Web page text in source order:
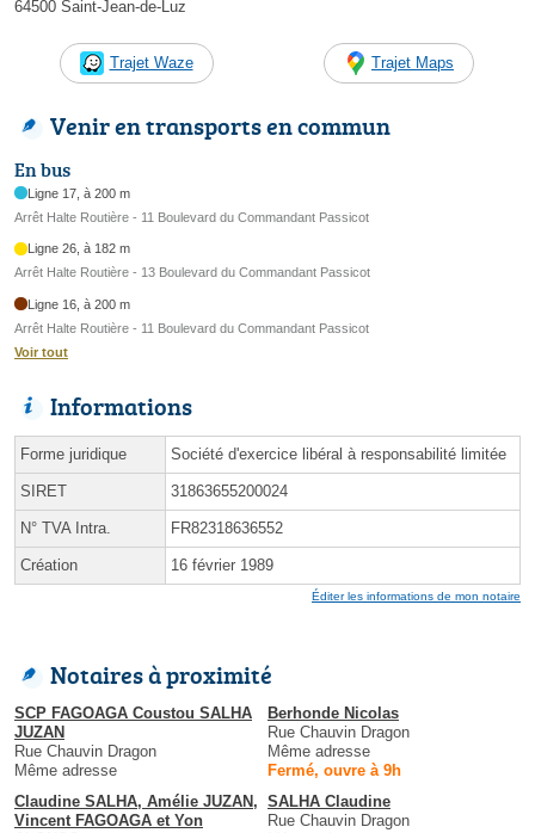
64500 Saint-Jean-de-Luz
Trajet Waze Trajet Maps
Venir en transports en commun
En bus
Ligne 17, à 200 m
Arrêt Halte Routière - 11 Boulevard du Commandant Passicot
Ligne 26, à 182 m
Arrêt Halte Routière - 13 Boulevard du Commandant Passicot
Ligne 16, à 200 m
Arrêt Halte Routière - 11 Boulevard du Commandant Passicot
Voir tout
Informations
Forme juridique Société d'exercice libéral à responsabilité limitée
SIRET 31863655200024
N° TVA Intra. FR82318636552
Création 16 février 1989
Éditer les informations de mon notaire
Notaires à proximité
SCP FAGOAGA Coustou SALHA
JUZAN
Rue Chauvin Dragon
Même adresse
Berhonde Nicolas
Rue Chauvin Dragon
Même adresse
Fermé, ouvre à 9h
Claudine SALHA, Amélie JUZAN,
Vincent FAGOAGA et Yon
SALHA Claudine
Rue Chauvin Dragon